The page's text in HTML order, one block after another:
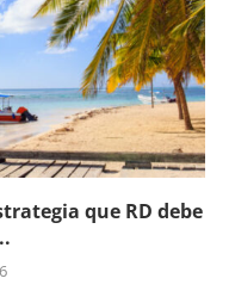
que RD debe